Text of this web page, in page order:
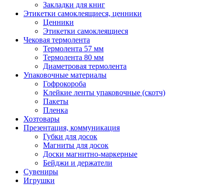
Закладки для книг
Этикетки самоклеящиеся, ценники
Ценники
Этикетки самоклеящиеся
Чековая термолента
Термолента 57 мм
Термолента 80 мм
Диаметровая термолента
Упаковочные материалы
Гофрокороба
Клейкие ленты упаковочные (скотч)
Пакеты
Пленка
Хозтовары
Презентация, коммуникация
Губки для досок
Магниты для досок
Доски магнитно-маркерные
Бейджи и держатели
Сувениры
Игрушки